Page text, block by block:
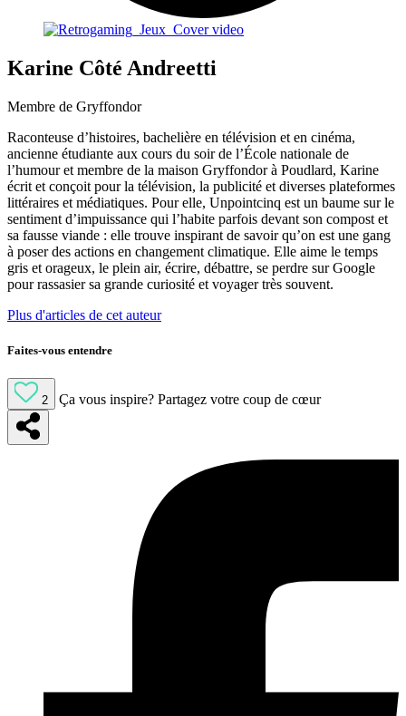
Karine Côté Andreetti
Membre de Gryffondor
Raconteuse d’histoires, bachelière en télévision et en cinéma,
ancienne étudiante aux cours du soir de l’École nationale de
l’humour et membre de la maison Gryffondor à Poudlard, Karine
écrit et conçoit pour la télévision, la publicité et diverses plateformes
littéraires et médiatiques. Pour elle, Unpointcinq est un baume sur le
sentiment d’impuissance qui l’habite parfois devant son compost et
sa fausse viande : elle trouve inspirant de savoir qu’on est une gang
à poser des actions en changement climatique. Elle aime le temps
gris et orageux, le plein air, écrire, débattre, se perdre sur Google
pour rassasier sa grande curiosité et voyager très souvent.
Plus d'articles de cet auteur
Faites-vous entendre
2 Ça vous inspire? Partagez votre coup de cœur